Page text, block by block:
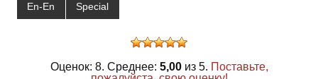
En-En Special
Оценок: 8. Среднее: 5,00из 5. Поставьте,